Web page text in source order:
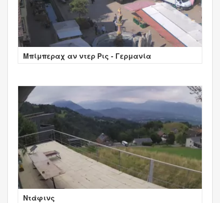
Μπίμπεραχ αν ντερ Ρις - Γερμανία
Ντάφινς